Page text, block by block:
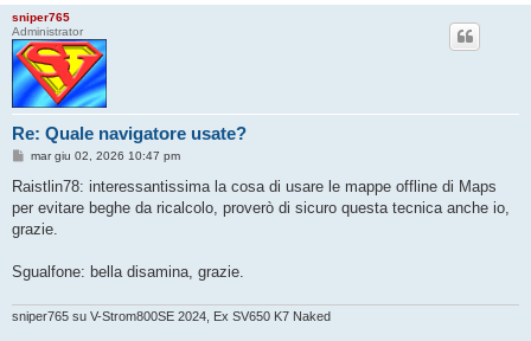
sniper765
Administrator
Re: Quale navigatore usate?
M
s
a
g
o
mar giu 02, 2026 10:47 pm
Raistlin78: interessantissima la cosa di usare le mappe offline di Maps
per evitare beghe da ricalcolo, proverò di sicuro questa tecnica anche io,
grazie.
Sgualfone: bella disamina, grazie.
sniper765 su V-Strom800SE 2024, Ex SV650 K7 Naked